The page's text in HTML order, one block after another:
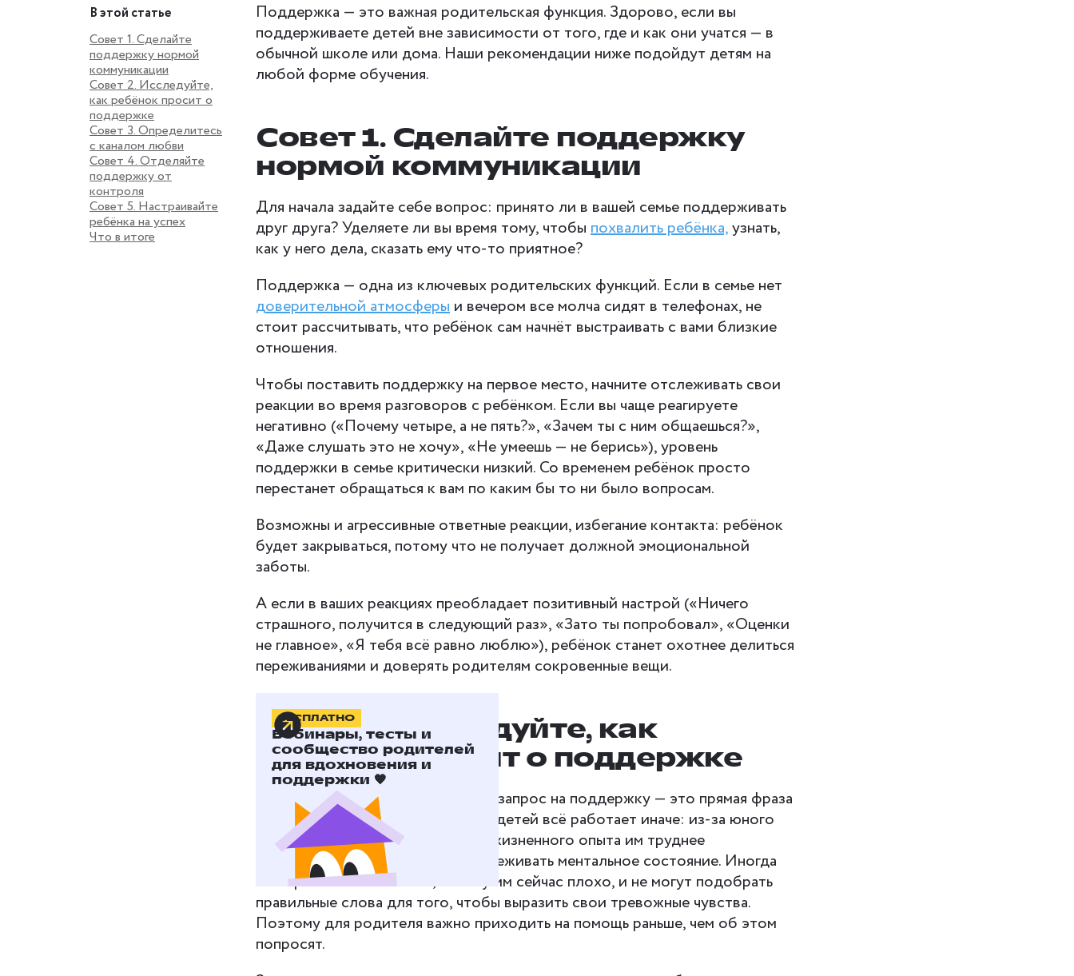
В этой статье
Совет 1. Сделайте
поддержку нормой
коммуникации
Совет 2. Исследуйте,
как ребёнок просит о
поддержке
Совет 3. Определитесь
с каналом любви
Совет 4. Отделяйте
поддержку от
контроля
Совет 5. Настраивайте
ребёнка на успех
Что в итоге
Поддержка — это важная родительская функция. Здорово, если вы
поддерживаете детей вне зависимости от того, где и как они учатся — в
обычной школе или дома. Наши рекомендации ниже подойдут детям на
любой форме обучения.
Совет 1. Сделайте поддержку
нормой коммуникации
Для начала задайте себе вопрос: принято ли в вашей семье поддерживать
друг друга? Уделяете ли вы время тому, чтобы похвалить ребёнка,узнать,
как у него дела, сказать ему что-то приятное?
Поддержка — одна из ключевых родительских функций. Если в семье нет
доверительной атмосферы и вечером все молча сидят в телефонах, не
стоит рассчитывать, что ребёнок сам начнёт выстраивать с вами близкие
отношения.
Чтобы поставить поддержку на первое место, начните отслеживать свои
реакции во время разговоров с ребёнком. Если вы чаще реагируете
негативно («Почему четыре, а не пять?», «Зачем ты с ним общаешься?»,
«Даже слушать это не хочу», «Не умеешь — не берись»), уровень
поддержки в семье критически низкий. Со временем ребёнок просто
перестанет обращаться к вам по каким бы то ни было вопросам.
Возможны и агрессивные ответные реакции, избегание контакта: ребёнок
будет закрываться, потому что не получает должной эмоциональной
заботы.
А если в ваших реакциях преобладает позитивный настрой («Ничего
страшного, получится в следующий раз», «Зато ты попробовал», «Оценки
не главное», «Я тебя всё равно люблю»), ребёнок станет охотнее делиться
переживаниями и доверять родителям сокровенные вещи.
БЕСПЛАТНО
Вебинары, тесты и
сообщество родителей
для вдохновения и
поддержки 🧡
Совет 2. Исследуйте, как
ребёнок просит о поддержке
В понимании взрослого человека запрос на поддержку — это прямая фраза
«мне плохо, пожалей меня». Но у детей всё работает иначе: из-за юного
возраста и отсутствия богатого жизненного опыта им труднее
распознавать свои эмоции и отслеживать ментальное состояние. Иногда
они просто не понимают, почему им сейчас плохо, и не могут подобрать
правильные слова для того, чтобы выразить свои тревожные чувства.
Поэтому для родителя важно приходить на помощь раньше, чем об этом
попросят.